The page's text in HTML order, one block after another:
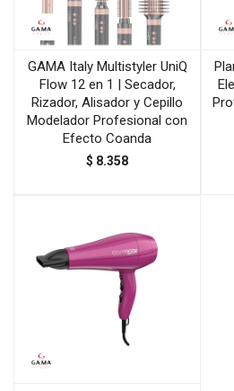
GAMA Italy Multistyler UniQ
Flow 12 en 1 | Secador,
Rizador, Alisador y Cepillo
Modelador Profesional con
Efecto Coanda
$ 8.358